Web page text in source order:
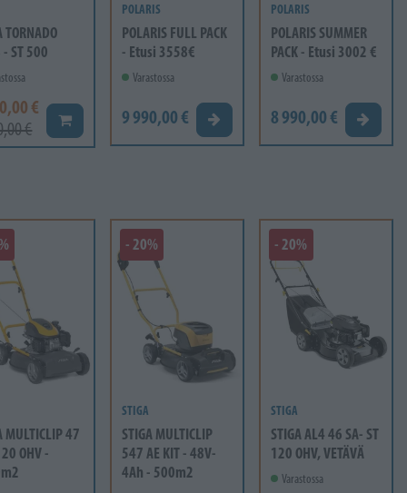
TORNADO
ST 500
€
€ Lisää koriin
POLARIS
POLARIS FULL PACK
- Etusi 3558€
Varastossa
9 990,00 € Tarjouspyyntö
POLARIS
POLARIS SUMMER
PACK - Etusi 3002 €
Varastossa
8 990,00 €
MULTICLIP 47
OHV -
- 20%
STIGA
STIGA MULTICLIP
547 AE KIT - 48V-
4Ah - 500m2
- 20%
STIGA
STIGA AL4 46 SA- ST
120 OHV, VETÄVÄ
Varastossa